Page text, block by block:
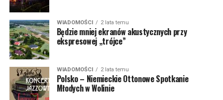
WIADOMOŚCI 2 lata temu
Będzie mniej ekranów akustycznych przy
ekspresowej „trójce”
WIADOMOŚCI 2 lata temu
Polsko – Niemieckie Ottonowe Spotkanie
Młodych w Wolinie